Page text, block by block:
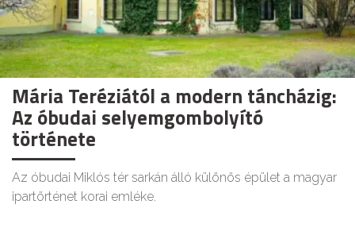
Mária Teréziától a modern táncházig:
Az óbudai selyemgombolyító
története
Az óbudai Miklós tér sarkán álló különös épület a magyar
ipartörténet korai emléke.